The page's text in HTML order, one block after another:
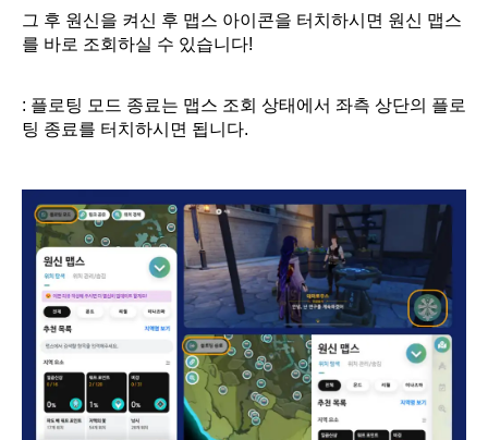
그 후 원신을 켜신 후 맵스 아이콘을 터치하시면 원신 맵스
를 바로 조회하실 수 있습니다!
: 플로팅 모드 종료는 맵스 조회 상태에서 좌측 상단의 플로
팅 종료를 터치하시면 됩니다.